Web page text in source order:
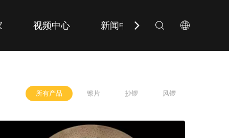
视频中心 新闻中心 联系我们
所有产品 镲片 抄锣 风锣